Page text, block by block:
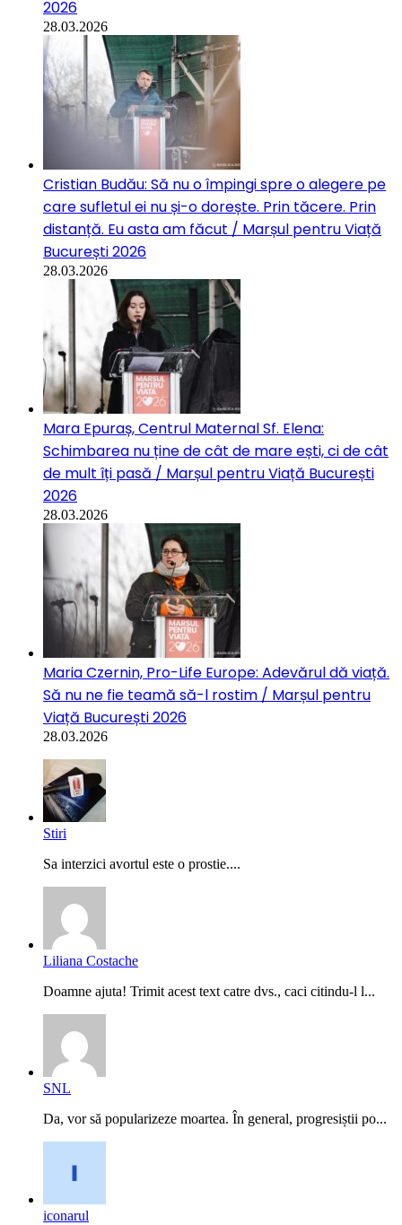
2026
28.03.2026
Cristian Budău: Să nu o împingi spre o alegere pe
care sufletul ei nu și-o dorește. Prin tăcere. Prin
distanță. Eu asta am făcut / Marșul pentru Viață
București 2026
28.03.2026
Mara Epuraș, Centrul Maternal Sf. Elena:
Schimbarea nu ține de cât de mare ești, ci de cât
de mult îți pasă / Marșul pentru Viață București
2026
28.03.2026
Maria Czernin, Pro-Life Europe: Adevărul dă viață.
Să nu ne fie teamă să-l rostim / Marșul pentru
Viață București 2026
28.03.2026
Stiri
Sa interzici avortul este o prostie....
Liliana Costache
Doamne ajuta! Trimit acest text catre dvs., caci citindu-l l...
SNL
Da, vor să popularizeze moartea. În general, progresiștii po...
iconarul